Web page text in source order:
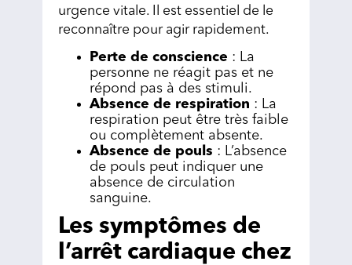
urgence vitale. Il est essentiel de le
reconnaître pour agir rapidement.
Perte de conscience : La
personne ne réagit pas et ne
répond pas à des stimuli.
Absence de respiration : La
respiration peut être très faible
ou complètement absente.
Absence de pouls : L’absence
de pouls peut indiquer une
absence de circulation
sanguine.
Les symptômes de
l’arrêt cardiaque chez